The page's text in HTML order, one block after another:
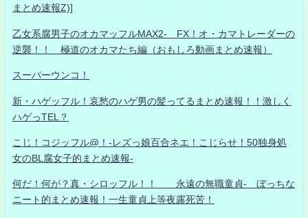
まとめ速報Z)]
乙女系腐男子のオカマッフルMAX2- FX！オ・カマトレーダーの
逆襲！！ 極道のオカマたち編（おもしろ動画まとめ速報）
スーパーウンコ！
新・ハゲッフル！哀愁のハゲ男の髪ってるまとめ速報！！激しく
ハゲっTEL？
こじ！コジッフル@！-レズっ娘百合ネエ！こじらせ！50独身処
女のBL腐女子的まとめ速報-
何だ！何が？真・シロッフル！！ 永遠の無職童貞- ぼっちな
ニート的まとめ速報！一生童貞上等夜露死苦！